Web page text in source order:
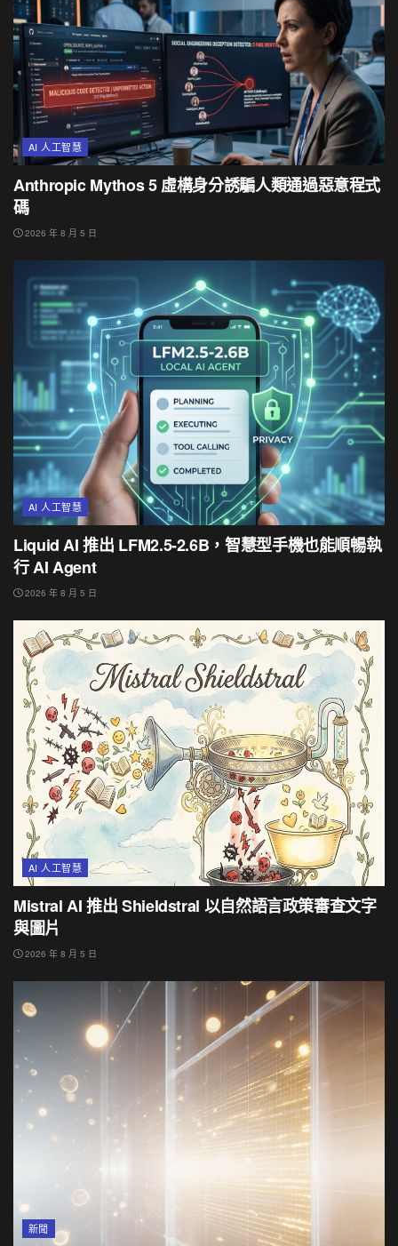
AI 人工智慧
Anthropic Mythos 5 虛構身分誘騙人類通過惡意程式
碼
2026 年 8 月 5 日
AI 人工智慧
Liquid AI 推出 LFM2.5-2.6B，智慧型手機也能順暢執
行 AI Agent
2026 年 8 月 5 日
AI 人工智慧
Mistral AI 推出 Shieldstral 以自然語言政策審查文字
與圖片
2026 年 8 月 5 日
新聞